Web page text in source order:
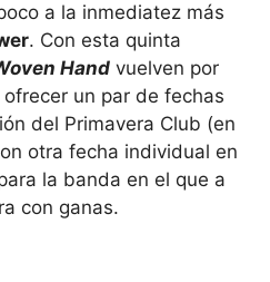
a la inmediatez más
. Con esta quinta
Hand vuelven por
un par de fechas
del Primavera Club (en
otra fecha individual en
la banda en el que a
con ganas.